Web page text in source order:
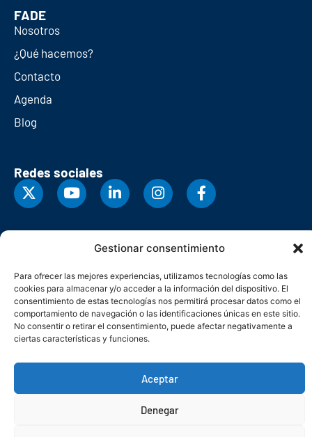
Gestionar consentimiento
Para ofrecer las mejores experiencias, utilizamos tecnologías como las
cookies para almacenar y/o acceder a la información del dispositivo. El
consentimiento de estas tecnologías nos permitirá procesar datos como el
comportamiento de navegación o las identificaciones únicas en este sitio.
No consentir o retirar el consentimiento, puede afectar negativamente a
ciertas características y funciones.
Aceptar
Denegar
FADE
Nosotros
¿Qué hacemos?
Contacto
Agenda
Blog
Redes sociales
Política de cookies
Canal denuncias